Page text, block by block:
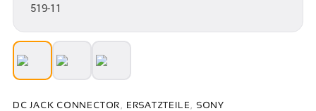
DC JACK CONNECTOR, ERSATZTEILE, SONY